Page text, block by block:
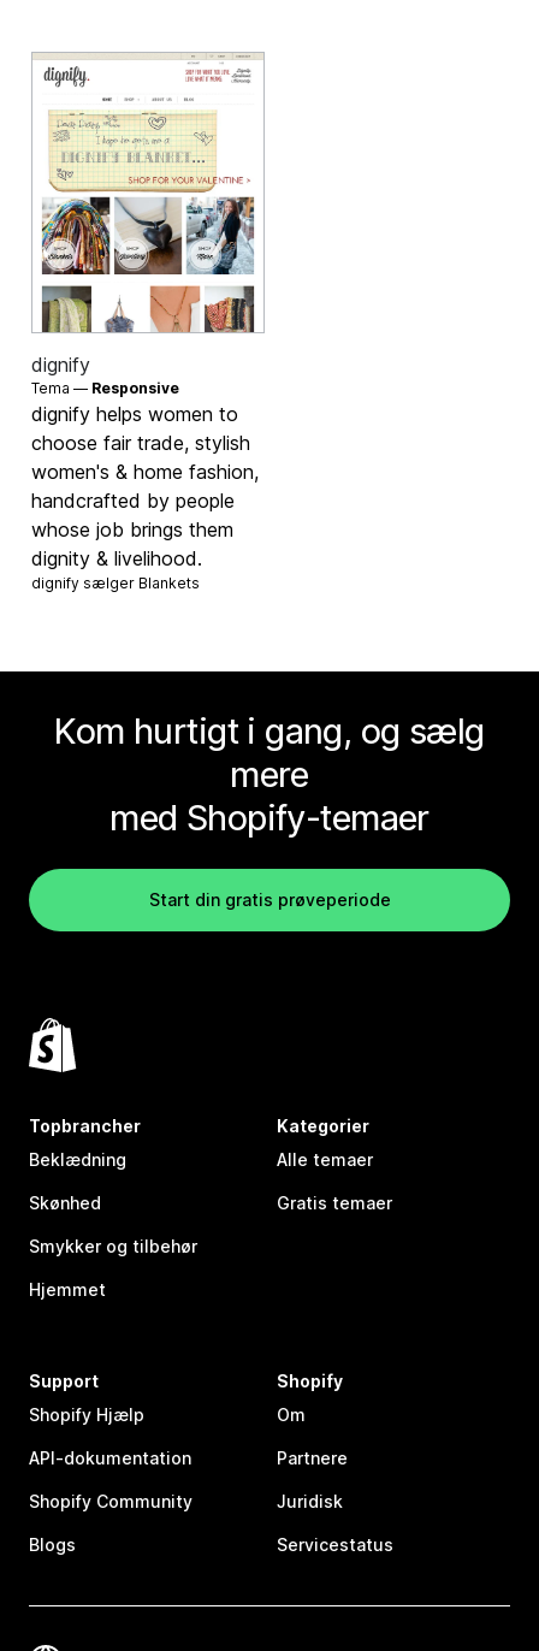
dignify
Tema — Responsive
dignify helps women to
choose fair trade, stylish
women's & home fashion,
handcrafted by people
whose job brings them
dignity & livelihood.
dignify sælger Blankets
Kom hurtigt i gang, og sælg
mere
med Shopify-temaer
Start din gratis prøveperiode
Topbrancher
Beklædning
Skønhed
Smykker og tilbehør
Hjemmet
Kategorier
Alle temaer
Gratis temaer
Support
Shopify Hjælp
API-dokumentation
Shopify Community
Blogs
Shopify
Om
Partnere
Juridisk
Servicestatus